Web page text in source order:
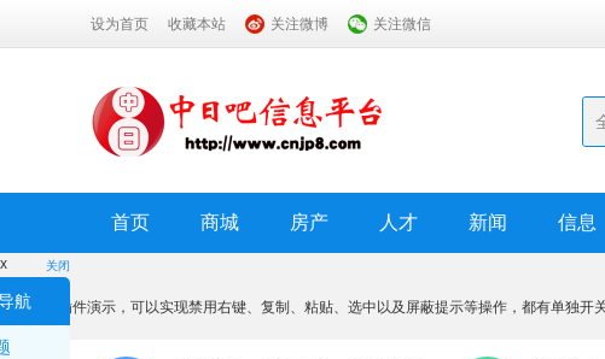
设为首页 收藏本站 关注微博 关注微信
首页 商城 房产 人才 新闻 信息
关闭
航
x
本功能为插件演示，可以实现禁用右键、复制、粘贴、选中以及屏蔽提示等操作，都有单独开
我知道了